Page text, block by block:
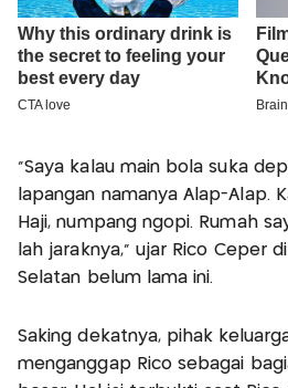
"Saya kalau main bola suka
lapangan namanya Alap-Alap.
Haji, numpang ngopi. Rumah
lah jaraknya," ujar Rico Ceper
Selatan belum lama ini.
Saking dekatnya, pihak
menganggap Rico sebagai